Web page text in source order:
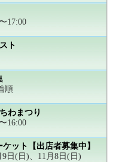
17:00
ト
順
わまつり
16:00
ット【出店者募集中】
日(日)、11月8日(日)